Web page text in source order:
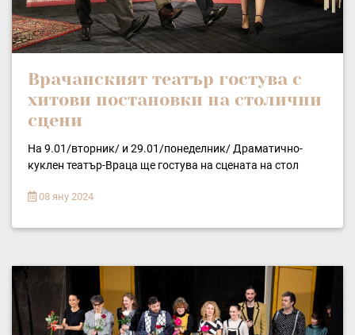
Врачанският театър гостува с
хитови постановки на столични
сцени
На 9.01/вторник/ и 29.01/понеделник/ Драматично-
куклен театър-Враца ще гостува на сцената на стол
08 яну 2024